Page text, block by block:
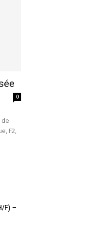
0
de
F2,
F) –